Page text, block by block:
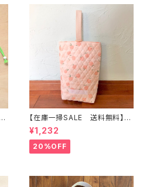
【在庫一掃SALE 送料無料】再
販/上靴入れ☆27×22マチ6cm
☆【ピーチ柄】 ★US.49 上履き
袋 上靴袋 桃 キルティング 裏
地付き ｜通園通学用のかわい
¥1,232
20%OFF